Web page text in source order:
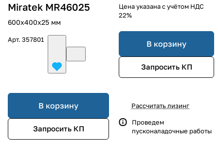
Miratek MR46025
600х400х25 мм
Арт. 357801
В корзину
Запросить КП
Цена указана с учётом НДС
22%
В корзину
Запросить КП
Рассчитать лизинг
Проведем
пусконаладочные работы